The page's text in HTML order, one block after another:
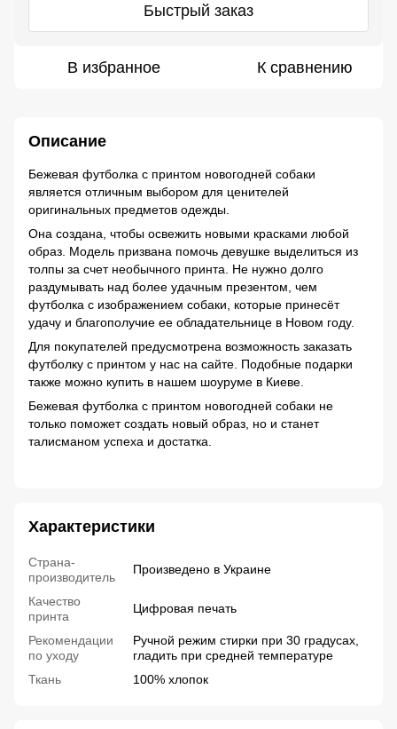
Быстрый заказ
В избранное К сравнению
Описание
Бежевая футболка с принтом новогодней собаки
является отличным выбором для ценителей
оригинальных предметов одежды.
Она создана, чтобы освежить новыми красками любой
образ. Модель призвана помочь девушке выделиться из
толпы за счет необычного принта. Не нужно долго
раздумывать над более удачным презентом, чем
футболка с изображением собаки, которые принесёт
удачу и благополучие ее обладательнице в Новом году.
Для покупателей предусмотрена возможность заказать
футболку с принтом у нас на сайте. Подобные подарки
также можно купить в нашем шоуруме в Киеве.
Бежевая футболка с принтом новогодней собаки не
только поможет создать новый образ, но и станет
талисманом успеха и достатка.
Характеристики
Страна-
производитель
Произведено в Украине
Качество
принта
Цифровая печать
Рекомендации
по уходу
Ручной режим стирки при 30 градусах,
гладить при средней температуре
Ткань
100% хлопок